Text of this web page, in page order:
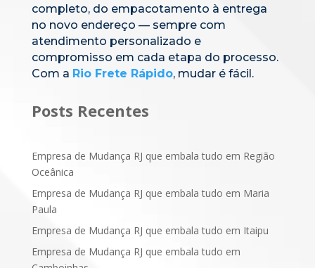
completo, do empacotamento à entrega
no novo endereço — sempre com
atendimento personalizado e
compromisso em cada etapa do processo.
Com a Rio Frete Rápido, mudar é fácil.
Posts Recentes
Empresa de Mudança RJ que embala tudo em Região
Oceânica
Empresa de Mudança RJ que embala tudo em Maria
Paula
Empresa de Mudança RJ que embala tudo em Itaipu
Empresa de Mudança RJ que embala tudo em